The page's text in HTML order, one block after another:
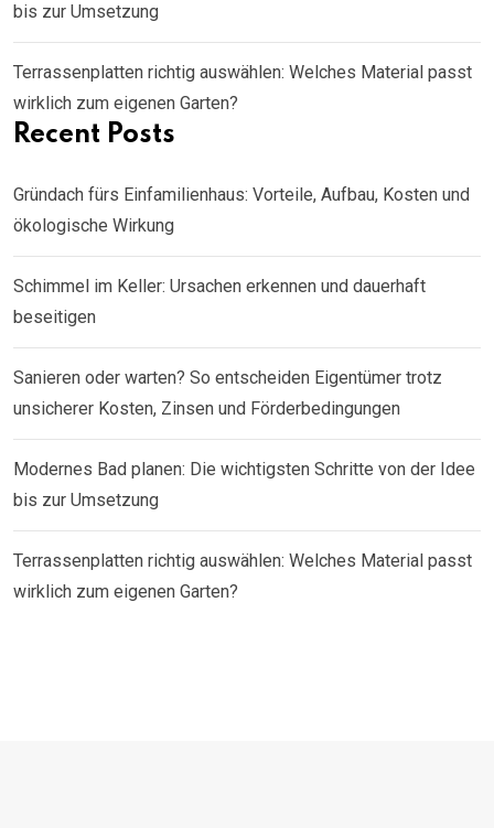
bis zur Umsetzung
Terrassenplatten richtig auswählen: Welches Material passt
wirklich zum eigenen Garten?
Recent Posts
Gründach fürs Einfamilienhaus: Vorteile, Aufbau, Kosten und
ökologische Wirkung
Schimmel im Keller: Ursachen erkennen und dauerhaft
beseitigen
Sanieren oder warten? So entscheiden Eigentümer trotz
unsicherer Kosten, Zinsen und Förderbedingungen
Modernes Bad planen: Die wichtigsten Schritte von der Idee
bis zur Umsetzung
Terrassenplatten richtig auswählen: Welches Material passt
wirklich zum eigenen Garten?